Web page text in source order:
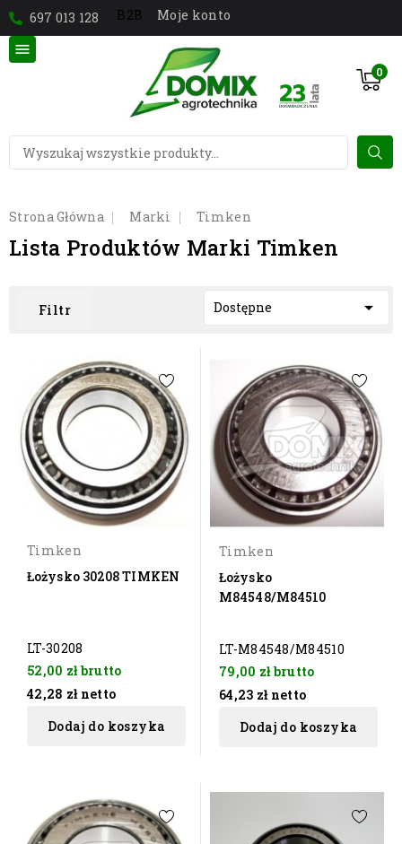
697 013 128 B2B Moje konto
0

Strona Główna Marki Timken
Lista Produktów Marki Timken
Filtr Dostępne 
Timken
Łożysko 30208 TIMKEN
LT-30208
52,00 złbrutto
42,28 zł netto
Dodaj do koszyka
Timken
Łożysko
M84548/M84510
LT-M84548/M84510
79,00 złbrutto
64,23 zł netto
Dodaj do koszyka